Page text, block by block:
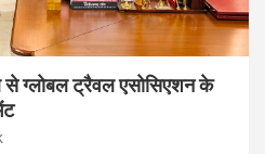
से ग्लोबल ट्रैवल एसोसिएशन के